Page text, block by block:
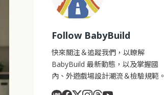
Follow BabyBuild
快來關注＆追蹤我們，以瞭解
BabyBuild 最新動態，以及掌握國
內、外遊戲場設計潮流＆檢驗規範。